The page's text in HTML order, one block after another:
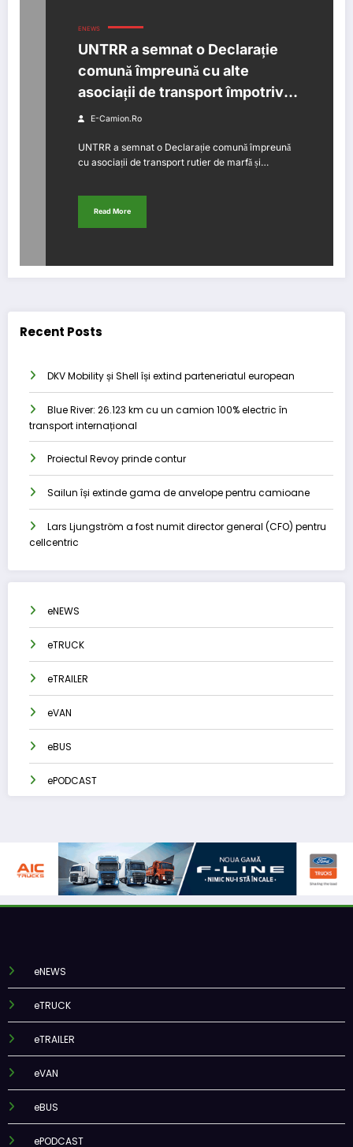
ENEWS
UNTRR a semnat o Declarație
comună împreună cu alte
asociații de transport împotriva
aplicării Directivei privind
E-Camion.ro
UNTRR a semnat o Declarație comună împreună
cu asociații de transport rutier de marfă și…
Read More
Recent Posts
DKV Mobility și Shell își extind parteneriatul european
Blue River: 26.123 km cu un camion 100% electric în
transport internațional
Proiectul Revoy prinde contur
Sailun își extinde gama de anvelope pentru camioane
Lars Ljungström a fost numit director general (CFO) pentru
cellcentric
eNEWS
eTRUCK
eTRAILER
eVAN
eBUS
ePODCAST
eNEWS
eTRUCK
eTRAILER
eVAN
eBUS
ePODCAST